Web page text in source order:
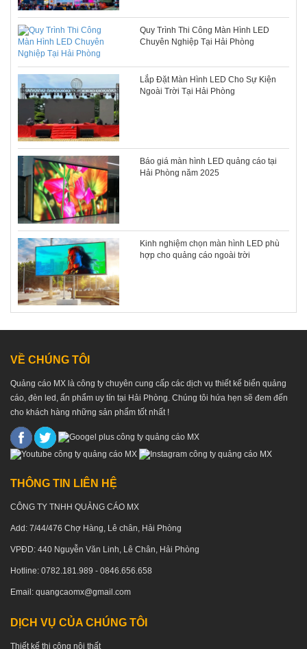
Quy Trình Thi Công Màn Hình LED
Chuyên Nghiệp Tại Hải Phòng
Lắp Đặt Màn Hình LED Cho Sự Kiện
Ngoài Trời Tại Hải Phòng
Báo giá màn hình LED quảng cáo tại
Hải Phòng năm 2025
Kinh nghiệm chọn màn hình LED phù
hợp cho quảng cáo ngoài trời
VỀ CHÚNG TÔI
Quảng cáo MX là công ty chuyên cung cấp các dịch vụ thiết kế biển quảng
cáo, đèn led, ấn phẩm uy tín tại Hải Phòng. Chúng tôi hứa hẹn sẽ đem đến
cho khách hàng những sản phẩm tốt nhất !
THÔNG TIN LIÊN HỆ
CÔNG TY TNHH QUẢNG CÁO MX
Add: 7/44/476 Chợ Hàng, Lê chân, Hải Phòng
VPĐD: 440 Nguyễn Văn Linh, Lê Chân, Hải Phòng
Hotline: 0782.181.989 - 0846.656.658
Email: quangcaomx@gmail.com
DỊCH VỤ CỦA CHÚNG TÔI
Thiết kế thi công nội thất